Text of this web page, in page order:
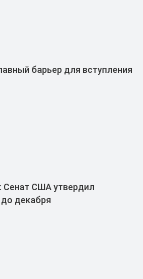
барьер для вступления
Сенат США утвердил
декабря